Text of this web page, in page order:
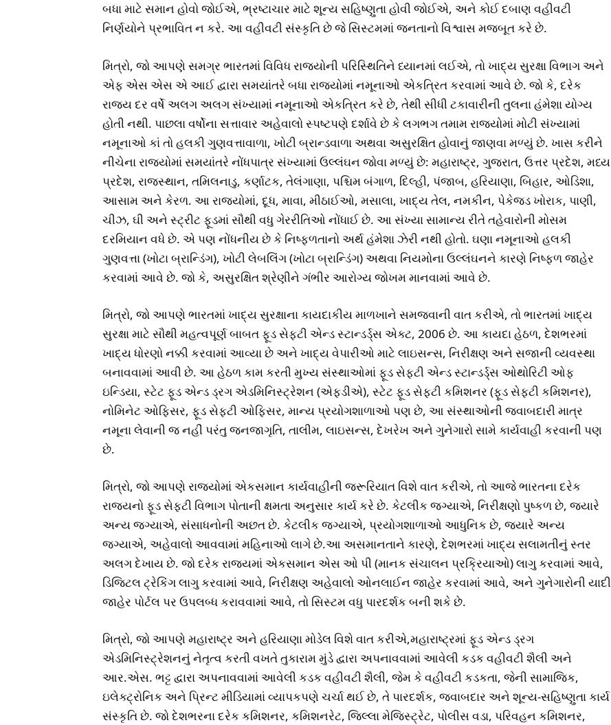
બધા માટે સમાન હોવો જોઈએ, ભ્રષ્ટાચાર માટે શૂન્ય સહિષ્ણુતા હોવી જોઈએ, અને કોઈ દબાણ વહીવટી
નિર્ણયોને પ્રભાવિત ન કરે. આ વહીવટી સંસ્કૃતિ છે જે સિસ્ટમમાં જનતાનો વિશ્વાસ મજબૂત કરે છે.
મિત્રો, જો આપણે સમગ્ર ભારતમાં વિવિધ રાજ્યોની પરિસ્થિતિને ધ્યાનમાં લઈએ, તો ખાદ્ય સુરક્ષા વિભાગ અને
એફ એસ એસ એ આઈ દ્વારા સમયાંતરે બધા રાજ્યોમાં નમૂનાઓ એકત્રિત કરવામાં આવે છે. જો કે, દરેક
રાજ્ય દર વર્ષે અલગ અલગ સંખ્યામાં નમૂનાઓ એકત્રિત કરે છે, તેથી સીધી ટકાવારીની તુલના હંમેશા યોગ્ય
હોતી નથી. પાછલા વર્ષોના સત્તાવાર અહેવાલો સ્પષ્ટપણે દર્શાવે છે કે લગભગ તમામ રાજ્યોમાં મોટી સંખ્યામાં
નમૂનાઓ કાં તો હલકી ગુણવત્તાવાળા, ખોટી બ્રાન્ડવાળા અથવા અસુરક્ષિત હોવાનું જાણવા મળ્યું છે. ખાસ કરીને
નીચેના રાજ્યોમાં સમયાંતરે નોંધપાત્ર સંખ્યામાં ઉલ્લંઘન જોવા મળ્યું છે: મહારાષ્ટ્ર, ગુજરાત, ઉત્તર પ્રદેશ, મધ્ય
પ્રદેશ, રાજસ્થાન, તમિલનાડુ, કર્ણાટક, તેલંગાણા, પશ્ચિમ બંગાળ, દિલ્હી, પંજાબ, હરિયાણા, બિહાર, ઓડિશા,
આસામ અને કેરળ. આ રાજ્યોમાં, દૂધ, માવા, મીઠાઈઓ, મસાલા, ખાદ્ય તેલ, નમકીન, પેકેજ્ડ ખોરાક, પાણી,
ચીઝ, ઘી અને સ્ટ્રીટ ફૂડમાં સૌથી વધુ ગેરરીતિઓ નોંધાઈ છે. આ સંખ્યા સામાન્ય રીતે તહેવારોની મોસમ
દરમિયાન વધે છે. એ પણ નોંધનીય છે કે નિષ્ફળતાનો અર્થ હંમેશા ઝેરી નથી હોતો. ઘણા નમૂનાઓ હલકી
ગુણવત્તા (ખોટા બ્રાન્ડિંગ), ખોટી લેબલિંગ (ખોટા બ્રાન્ડિંગ) અથવા નિયમોના ઉલ્લંઘનને કારણે નિષ્ફળ જાહેર
કરવામાં આવે છે. જો કે, અસુરક્ષિત શ્રેણીને ગંભીર આરોગ્ય જોખમ માનવામાં આવે છે.
મિત્રો, જો આપણે ભારતમાં ખાદ્ય સુરક્ષાના કાયદાકીય માળખાને સમજવાની વાત કરીએ, તો ભારતમાં ખાદ્ય
સુરક્ષા માટે સૌથી મહત્વપૂર્ણ બાબત ફૂડ સેફ્ટી એન્ડ સ્ટાન્ડર્ડ્સ એક્ટ, 2006 છે. આ કાયદા હેઠળ, દેશભરમાં
ખાદ્ય ધોરણો નક્કી કરવામાં આવ્યા છે અને ખાદ્ય વેપારીઓ માટે લાઇસન્સ, નિરીક્ષણ અને સજાની વ્યવસ્થા
બનાવવામાં આવી છે. આ હેઠળ કામ કરતી મુખ્ય સંસ્થાઓમાં ફૂડ સેફ્ટી એન્ડ સ્ટાન્ડર્ડ્સ ઓથોરિટી ઓફ
ઇન્ડિયા, સ્ટેટ ફૂડ એન્ડ ડ્રગ એડમિનિસ્ટ્રેશન (એફડીએ), સ્ટેટ ફૂડ સેફ્ટી કમિશનર (ફૂડ સેફ્ટી કમિશનર),
નોમિનેટ ઓફિસર, ફૂડ સેફ્ટી ઓફિસર, માન્ય પ્રયોગશાળાઓ પણ છે, આ સંસ્થાઓની જવાબદારી માત્ર
નમૂના લેવાની જ નહીં પરંતુ જનજાગૃતિ, તાલીમ, લાઇસન્સ, દેખરેખ અને ગુનેગારો સામે કાર્યવાહી કરવાની પણ
છે.
મિત્રો, જો આપણે રાજ્યોમાં એકસમાન કાર્યવાહીની જરૂરિયાત વિશે વાત કરીએ, તો આજે ભારતના દરેક
રાજ્યનો ફૂડ સેફ્ટી વિભાગ પોતાની ક્ષમતા અનુસાર કાર્ય કરે છે. કેટલીક જગ્યાએ, નિરીક્ષણો પુષ્કળ છે, જ્યારે
અન્ય જગ્યાએ, સંસાધનોની અછત છે. કેટલીક જગ્યાએ, પ્રયોગશાળાઓ આધુનિક છે, જ્યારે અન્ય
જગ્યાએ, અહેવાલો આવવામાં મહિનાઓ લાગે છે.આ અસમાનતાને કારણે, દેશભરમાં ખાદ્ય સલામતીનું સ્તર
અલગ દેખાય છે. જો દરેક રાજ્યમાં એકસમાન એસ ઓ પી (માનક સંચાલન પ્રક્રિયાઓ) લાગુ કરવામાં આવે,
ડિજિટલ ટ્રેકિંગ લાગુ કરવામાં આવે, નિરીક્ષણ અહેવાલો ઓનલાઈન જાહેર કરવામાં આવે, અને ગુનેગારોની યાદી
જાહેર પોર્ટલ પર ઉપલબ્ધ કરાવવામાં આવે, તો સિસ્ટમ વધુ પારદર્શક બની શકે છે.
મિત્રો, જો આપણે મહારાષ્ટ્ર અને હરિયાણા મોડેલ વિશે વાત કરીએ,મહારાષ્ટ્રમાં ફૂડ એન્ડ ડ્રગ
એડમિનિસ્ટ્રેશનનું નેતૃત્વ કરતી વખતે તુકારામ મુંડે દ્વારા અપનાવવામાં આવેલી કડક વહીવટી શૈલી અને
આર.એસ. ભટ્ટ દ્વારા અપનાવવામાં આવેલી કડક વહીવટી શૈલી, જેમ કે વહીવટી કડકતા, જેની સામાજિક,
ઇલેક્ટ્રોનિક અને પ્રિન્ટ મીડિયામાં વ્યાપકપણે ચર્ચા થઈ છે, તે પારદર્શક, જવાબદાર અને શૂન્ય-સહિષ્ણુતા કાર્ય
સંસ્કૃતિ છે. જો દેશભરના દરેક કમિશનર, કમિશનરેટ, જિલ્લા મેજિસ્ટ્રેટ, પોલીસ વડા, પરિવહન કમિશનર,